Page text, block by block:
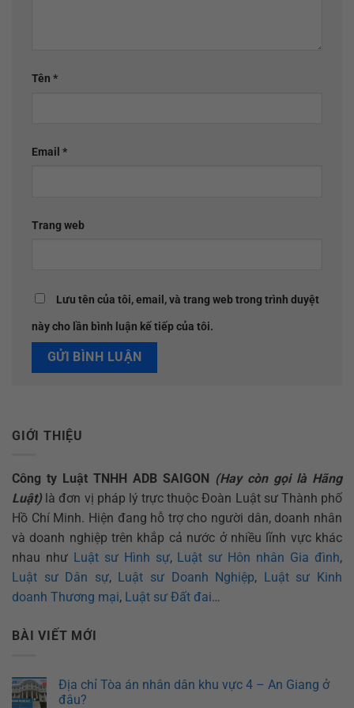
Tên *
Email *
Trang web
Lưu tên của tôi, email, và trang web trong trình duyệt
này cho lần bình luận kế tiếp của tôi.
GIỚI THIỆU
Công ty Luật TNHH ADB SAIGON
(Hay còn gọi là Hãng
Luật) là đơn vị pháp lý trực thuộc Đoàn Luật sư Thành phố
Hồ Chí Minh. Hiện đang hỗ trợ cho người dân, doanh nhân
và doanh nghiệp trên khắp cả nước ở nhiều lĩnh vực khác
nhau như Luật sư Hình sự, Luật sư Hôn nhân Gia đình,
Luật sư Dân sự, Luật sư Doanh Nghiệp,
Luật sư Kinh
doanh Thương mại, Luật sư Đất đai…
BÀI VIẾT MỚI
Địa chỉ Tòa án nhân dân khu vực 4 – An Giang ở
đâu?